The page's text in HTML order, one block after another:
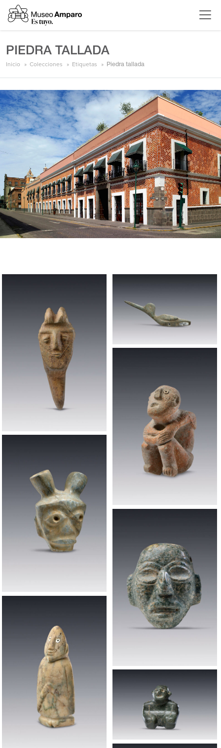
PIEDRA TALLADA
Inicio Colecciones Etiquetas Piedra tallada